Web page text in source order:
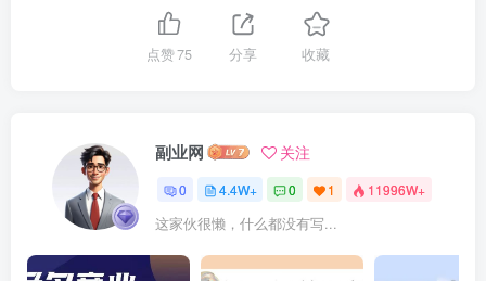
点赞75 分享 收藏
副业网 关注
0 4.4W+ 0 1 11996W+
这家伙很懒，什么都没有写...